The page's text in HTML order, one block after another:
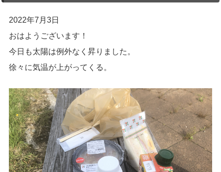
2022年7月3日
おはようございます！
今日も太陽は例外なく昇りました。
徐々に気温が上がってくる。